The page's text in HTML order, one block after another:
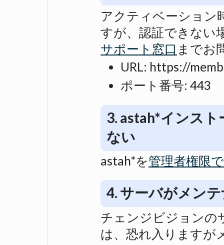
アクティベーション
すが、認証できない
サポート窓口 までお
URL: https://
ポート番号: 443
3. astah*インス
ない
astah*を管理者権限
4. サーバがメン
チェンジビジョンの
は、恐れ入りますが